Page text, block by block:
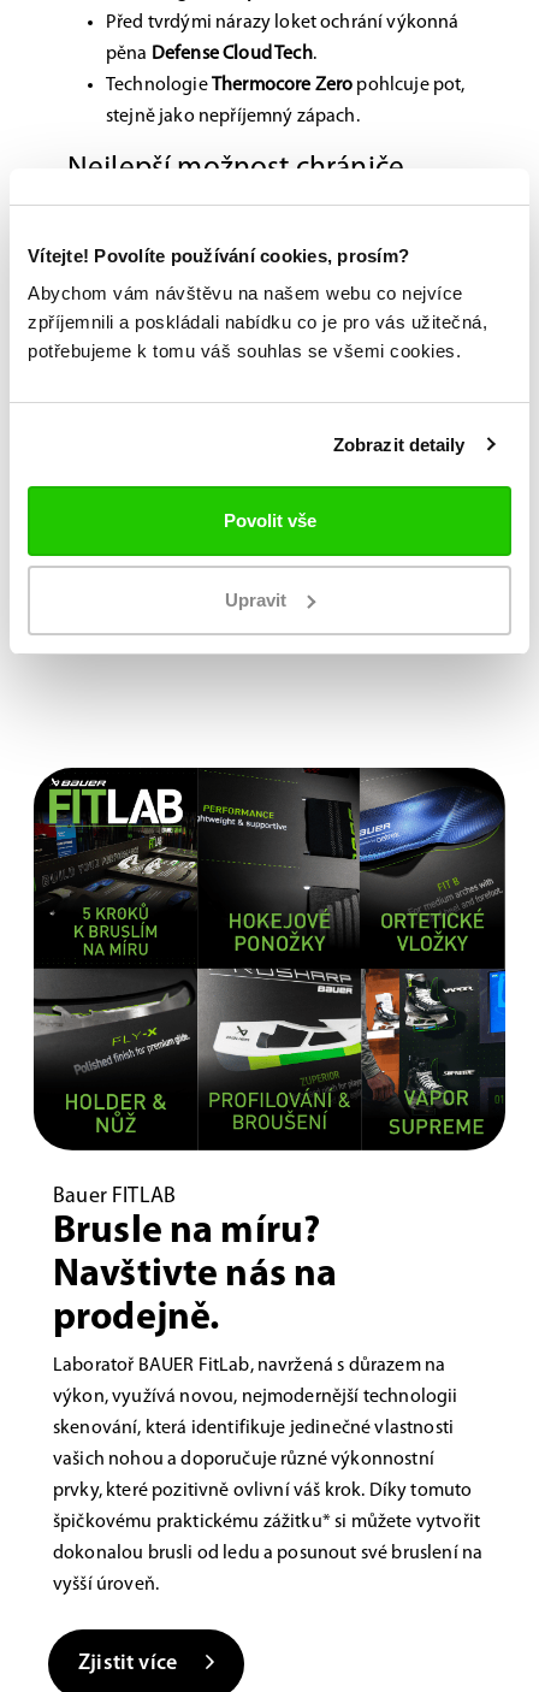
Vítejte! Povolíte používání cookies, prosím?
Abychom vám návštěvu na našem webu co nejvíce
zpříjemnili a poskládali nabídku co je pro vás užitečná,
potřebujeme k tomu váš souhlas se všemi cookies.
Zobrazit detaily
Povolit vše
Upravit
Před tvrdými nárazy loket ochrání výkonná
pěna Defense Cloud Tech.
TechnologieThermocore Zero pohlcuje pot,
stejně jako nepříjemný zápach.
Nejlepší možnost chrániče
loktů na hokej
Výstroj Supreme je určena pro všechny mladší
je jasný: zabezpečit hokejovou mládež na ledě v
maximální možné míře a umožnit jí na ledě podat
obvykle — jen to nejlepší, budou pro vás tyto
Možnost vyzkoušení a výběru na míru na
Bauer FITLAB
Brusle na míru?
Navštivte nás na
prodejně.
Laboratoř BAUER FitLab, navržená s důrazem na
výkon, využívá novou, nejmodernější technologii
skenování, která identifikuje jedinečné vlastnosti
vašich nohou a doporučuje různé výkonnostní
prvky, které pozitivně ovlivní váš krok. Díky tomuto
špičkovému praktickému zážitku* si můžete vytvořit
dokonalou brusli od ledu a posunout své bruslení na
vyšší úroveň.
Zjistit více